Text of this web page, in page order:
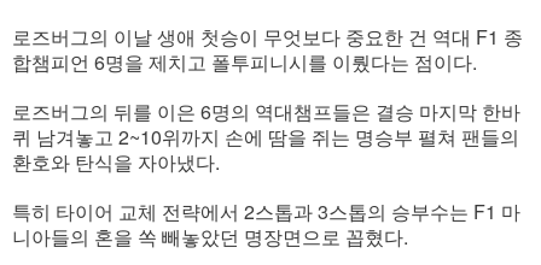
로즈버그의 이날 생애 첫승이 무엇보다 중요한 건 역대 F1 종
합챔피언 6명을 제치고 폴투피니시를 이뤘다는 점이다.
로즈버그의 뒤를 이은 6명의 역대챔프들은 결승 마지막 한바
퀴 남겨놓고 2~10위까지 손에 땀을 쥐는 명승부 펼쳐 팬들의
환호와 탄식을 자아냈다.
특히 타이어 교체 전략에서 2스톱과 3스톱의 승부수는 F1 마
니아들의 혼을 쏙 빼놓았던 명장면으로 꼽혔다.